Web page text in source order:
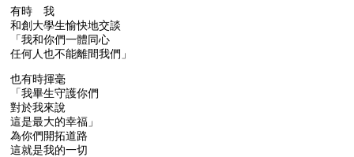
有時 我
和創大學生愉快地交談
「我和你們一體同心
任何人也不能離間我們」
也有時揮毫
「我畢生守護你們
對於我來說
這是最大的幸福」
為你們開拓道路
這就是我的一切